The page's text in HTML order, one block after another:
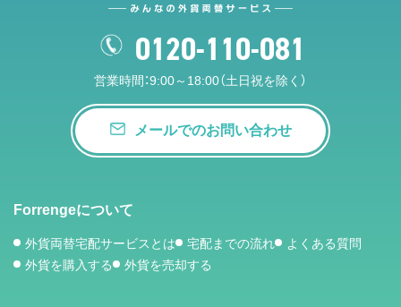
0120-110-081
営業時間：9:00～18:00（土日祝を除く）
メールでのお問い合わせ
Forrengeについて
外貨両替宅配サービスとは 宅配までの流れ
よくある質問
外貨を購入する
外貨を売却する